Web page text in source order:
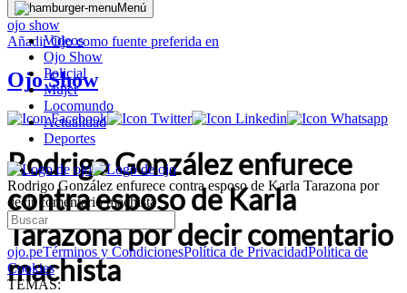
Menú
Videos
Ojo Show
Policial
Mujer
Locomundo
Actualidad
Deportes
Rodrigo González enfurece contra esposo de Karla Tarazona por
decir comentario machista
ojo.peTérminos y CondicionesPolítica de PrivacidadPolítica de
Cookies
TEMAS:
ojo show
AñadirOjocomo fuente preferida en
Ojo Show
Rodrigo González enfurece
contra esposo de Karla
Tarazona por decir comentario
machista